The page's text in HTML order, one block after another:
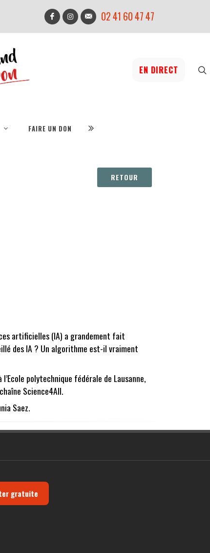
02 41 60 47 47
EN DIRECT
FAIRE UN DON
RETOUR
artificielles (IA) a grandement fait
des IA ? Un algorithme est-il vraiment
polytechnique fédérale de Lausanne,
Science4All.
Saez.
gratuite